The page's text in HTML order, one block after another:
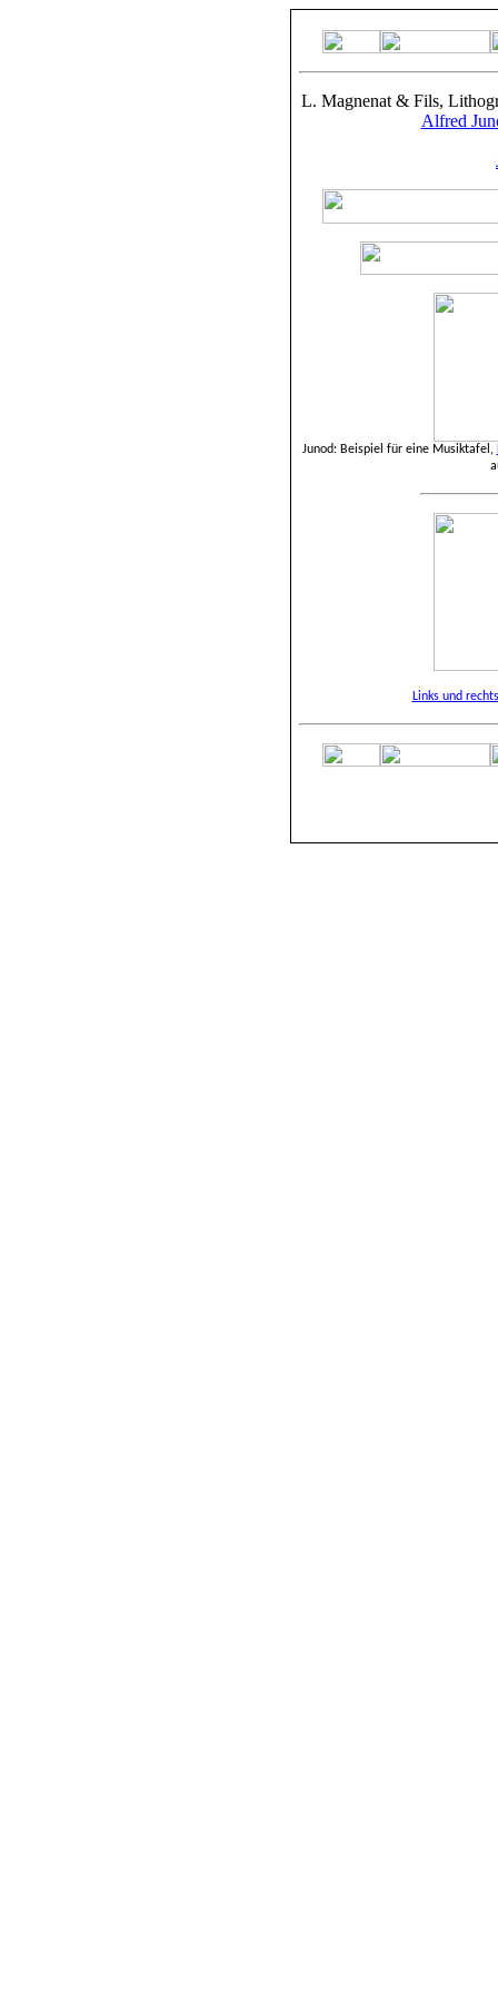
L. Magnenat & Fils,
Alfred
Junod: Beispiel für eine Musiktafel,
Links und